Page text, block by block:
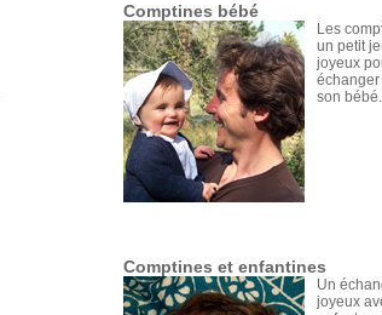
Comptines bébé
Les
un petit
joyeux
échanger
son
Comptines et enfantines
Un
joyeux